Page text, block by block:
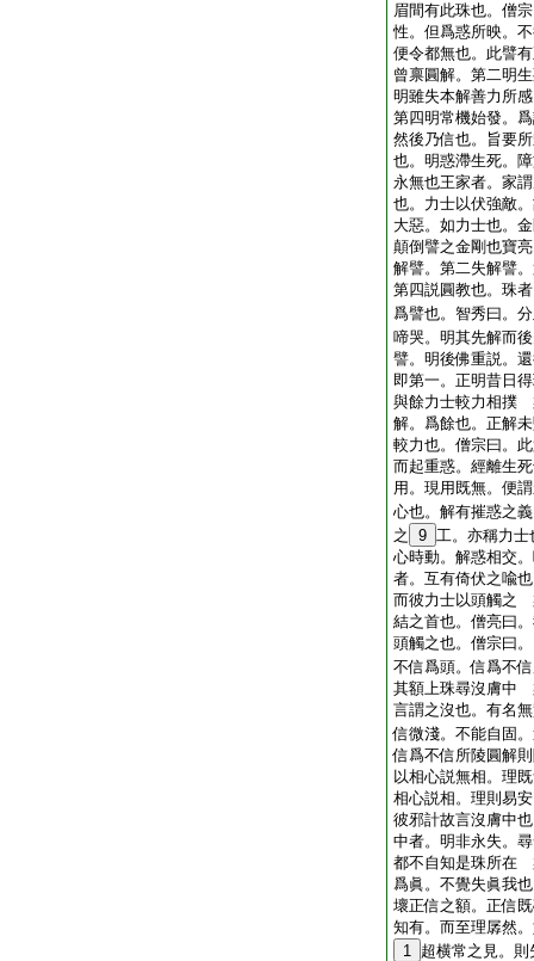
眉間有此珠也。僧
性。但爲惑所映。
便令都無也。此譬
曾禀圓解。第二明
明雖失本解善力所
第四明常機始發。
然後乃信也。旨要
也。明惑滯生死。
永無也王家者。家
也。力士以伏強敵
大惡。如力士也。
顛倒譬之金剛也寶
解譬。第二失解譬
第四説圓教也。珠
爲譬也。智秀曰。
啼哭。明其先解而
譬。明後佛重説。
即第一。正明昔日
與餘力士較力相撲
解。爲餘也。正解
較力也。僧宗曰。
而起重惑。經離生
用。現用既無。便
心也。解有摧惑之
之
9 工。亦稱力士
心時動。解惑相交
者。互有倚伏之喩也
而彼力士以頭觸之
結之首也。僧亮曰
頭觸之也。僧宗曰
不信爲頭。信爲不
其額上珠尋沒膚中
言謂之沒也。有名
信微淺。不能自固
信爲不信所陵圓解
以相心説無相。理
相心説相。理則易
彼邪計故言沒膚中
中者。明非永失。
都不自知是珠所在
爲眞。不覺失眞我
壞正信之額。正信
知有。而至理孱然
1 超横常之見。